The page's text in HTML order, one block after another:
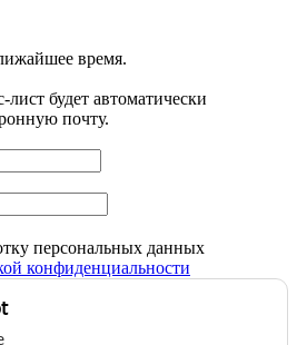
время.
будет автоматически
почту.
персональных данных
конфиденциальности